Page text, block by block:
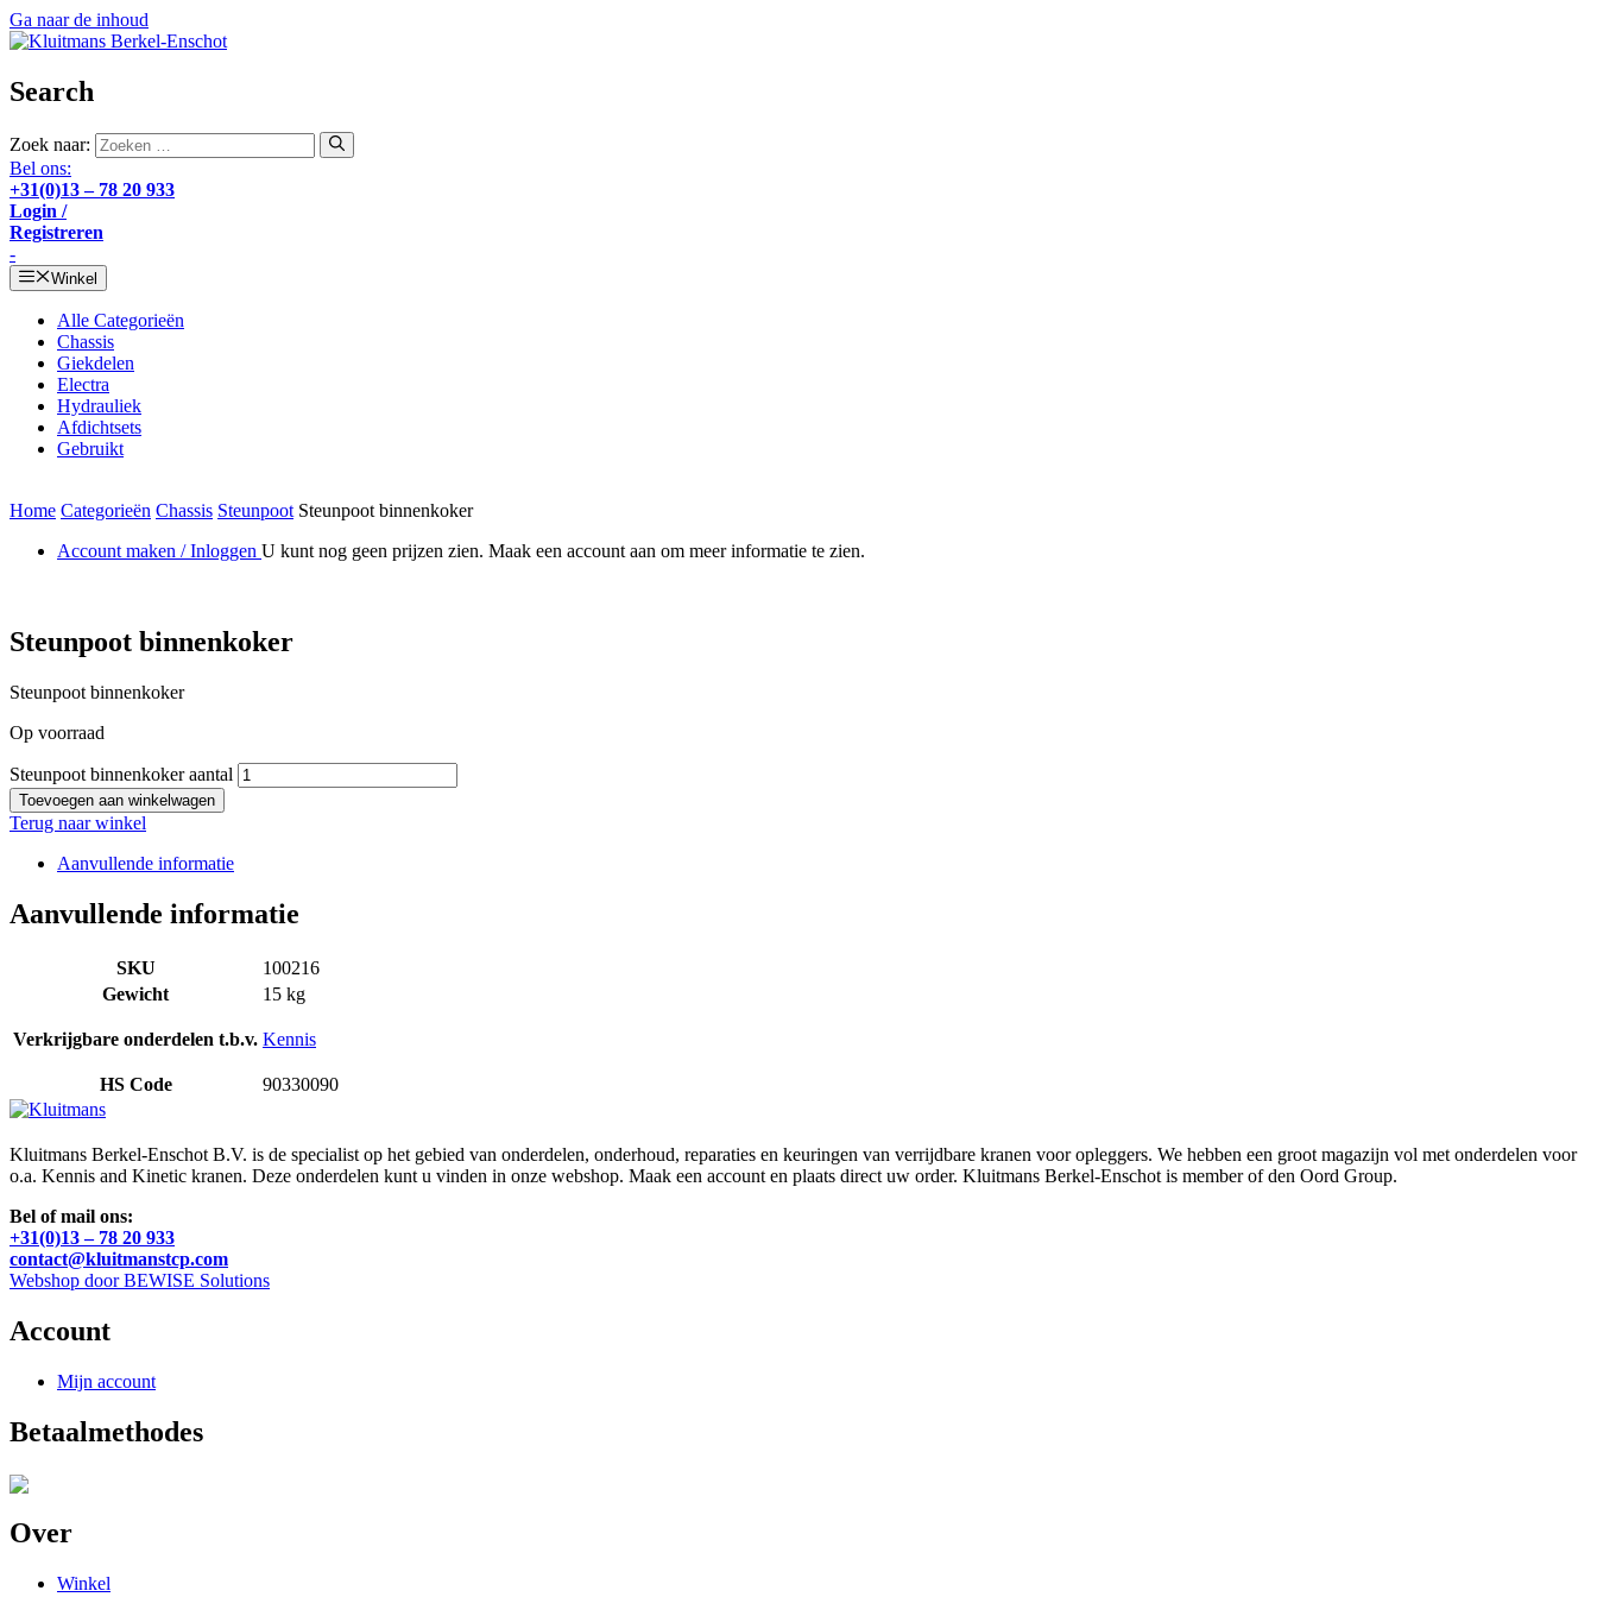
Ga naar de inhoud
Search
Zoek naar:
Bel ons:
+31(0)13 – 78 20 933
Login /
Registreren
-
Winkel
Alle Categorieën
Chassis
Giekdelen
Electra
Hydrauliek
Afdichtsets
Gebruikt
Home Categorieën Chassis Steunpoot Steunpoot binnenkoker
Account maken / Inloggen U kunt nog geen prijzen zien. Maak een account aan om meer informatie te zien.
Steunpoot binnenkoker
Steunpoot binnenkoker
Op voorraad
Steunpoot binnenkoker aantal
Toevoegen aan winkelwagen
Terug naar winkel
Aanvullende informatie
Aanvullende informatie
SKU
100216
Gewicht
15 kg
Verkrijgbare onderdelen t.b.v. Kennis
HS Code 90330090
Kluitmans Berkel-Enschot B.V. is de specialist op het gebied van onderdelen, onderhoud, reparaties en keuringen van verrijdbare kranen voor opleggers. We hebben een groot magazijn vol met onderdelen voor
o.a. Kennis and Kinetic kranen. Deze onderdelen kunt u vinden in onze webshop. Maak een account en plaats direct uw order. Kluitmans Berkel-Enschot is member of den Oord Group.
Bel of mail ons:
+31(0)13 – 78 20 933
contact@kluitmanstcp.com
Webshop door BEWISE Solutions
Account
Mijn account
Betaalmethodes
Over
Winkel